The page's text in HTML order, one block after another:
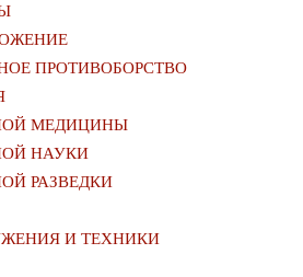
ПРОТИВОБОРСТВО
МЕДИЦИНЫ
НАУКИ
РАЗВЕДКИ
И ТЕХНИКИ